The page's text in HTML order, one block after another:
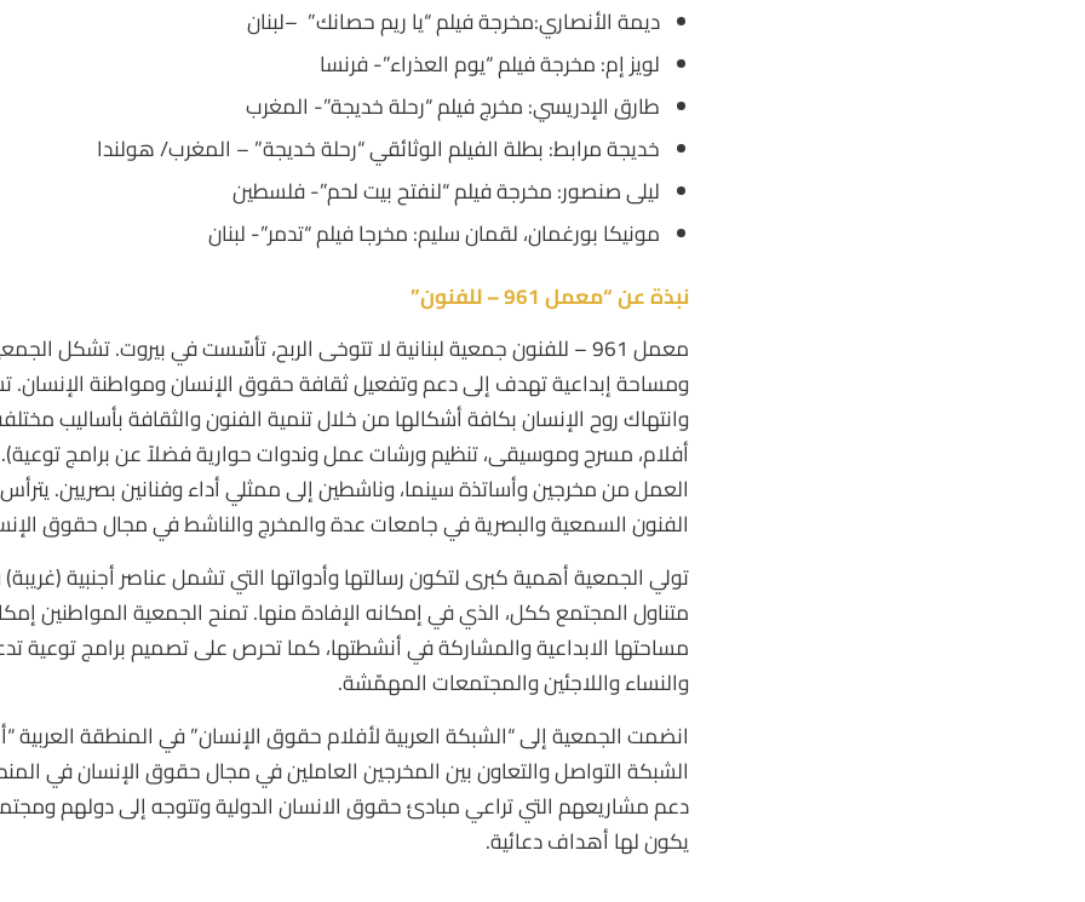
ديمة الأنصاري:مخرجة فيلم “يا ريم حصانك” –لبنان
لويز إم: مخرجة فيلم “يوم العذراء”- فرنسا
طارق الإدريسي: مخرج فيلم “رحلة خديجة”- المغرب
خديجة مرابط: بطلة الفيلم الوثائقي “رحلة خديجة” – المغرب/ هولندا
ليلى صنصور: مخرجة فيلم “لنفتح بيت لحم”- فلسطين
مونيكا بورغمان، لقمان سليم: مخرجا فيلم “تدمر”- لبنان
نبذة عن “معمل
للفنون”
معمل 961 – للفنون جمعية لبنانية لا تتوخى الربح، تأسّست في بيروت. تشكل
ومساحة إبداعية تهدف إلى دعم وتفعيل ثقافة حقوق الإنسان ومواطنة الإنسان.
وانتهاك روح الإنسان بكافة أشكالها من خلال تنمية الفنون والثقافة بأساليب
أفلام، مسرح وموسيقى، تنظيم ورشات عمل وندوات حوارية فضلاً عن برامج
العمل من مخرجين وأساتذة سينما، وناشطين إلى ممثلي أداء وفنانين بصريين.
الفنون السمعية والبصرية في جامعات عدة والمخرج والناشط في مجال حقوق
تولي الجمعية أهمية كبرى لتكون رسالتها وأدواتها التي تشمل عناصر أجنبية
متناول المجتمع ككل، الذي في إمكانه الإفادة منها. تمنح الجمعية المواطنين
مساحتها الابداعية والمشاركة في أنشطتها، كما تحرص على تصميم برامج توعية
والنساء واللاجئين والمجتمعات المهمّشة.
انضمت الجمعية إلى “الشبكة العربية لأفلام حقوق الإنسان” في المنطقة العربية
الشبكة التواصل والتعاون بين المخرجين العاملين في مجال حقوق الإنسان في
دعم مشاريعهم التي تراعي مبادئ حقوق الانسان الدولية وتتوجه إلى دولهم
يكون لها أهداف دعائية.